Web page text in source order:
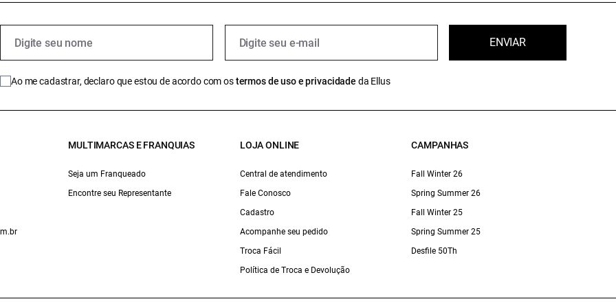
ENVIAR
Ao me cadastrar, declaro que estou de acordo com ostermos de uso e privacidade da Ellus
MULTIMARCAS E FRANQUIAS
Seja um Franqueado
Encontre seu Representante
LOJA ONLINE
Central de atendimento
Fale Conosco
Cadastro
Acompanhe seu pedido
Troca Fácil
Política de Troca e Devolução
CAMPANHAS
Fall Winter 26
Spring Summer 26
Fall Winter 25
Spring Summer 25
Desfile 50Th